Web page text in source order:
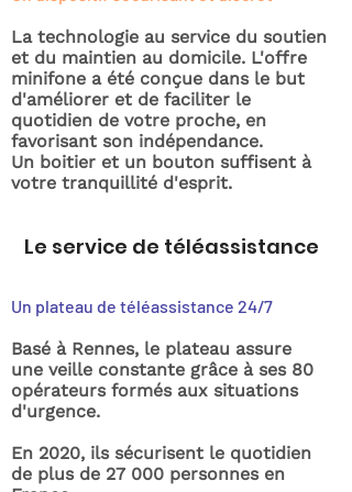
La technologie au service du soutien
et du maintien au domicile. L'offre
minifone a été conçue dans le but
d'améliorer et de faciliter le
quotidien de votre proche, en
favorisant son indépendance.
Un boitier et un bouton suffisent à
votre tranquillité d'esprit.
Le service de téléassistance
Un plateau de téléassistance 24/7
Basé à Rennes, le plateau assure
une veille constante grâce à ses 80
opérateurs formés aux situations
d'urgence.
En 2020, ils sécurisent le quotidien
de plus de 27 000 personnes en